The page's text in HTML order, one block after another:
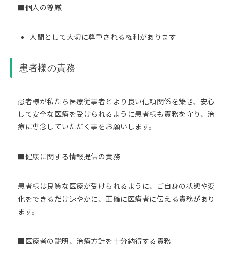
■個人の尊厳
人間として大切に尊重される権利があります
患者様の責務
患者様が私たち医療従事者とより良い信頼関係を築き、安心
して安全な医療を受けられるように患者様も責務を守り、治
療に専念していただく事をお願いします。
■健康に関する情報提供の責務
患者様は良質な医療が受けられるように、ご自身の状態や変
化をできるだけ速やかに、正確に医療者に伝える責務があり
ます。
■医療者の説明、治療方針を十分納得する責務